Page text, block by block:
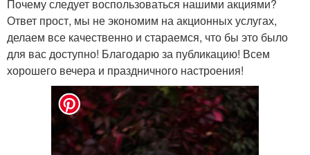
Почему следует воспользоваться нашими акциями?
Ответ прост, мы не экономим на акционных услугах,
делаем все качественно и стараемся, что бы это было
для вас доступно! Благодарю за публикацию! Всем
хорошего вечера и праздничного настроения!